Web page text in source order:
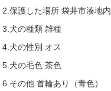
2.保護した場所 袋井市湊地内
3.犬の種類 雑種
4.犬の性別 オス
5.犬の毛色 茶色
6.その他 首輪あり（青色）